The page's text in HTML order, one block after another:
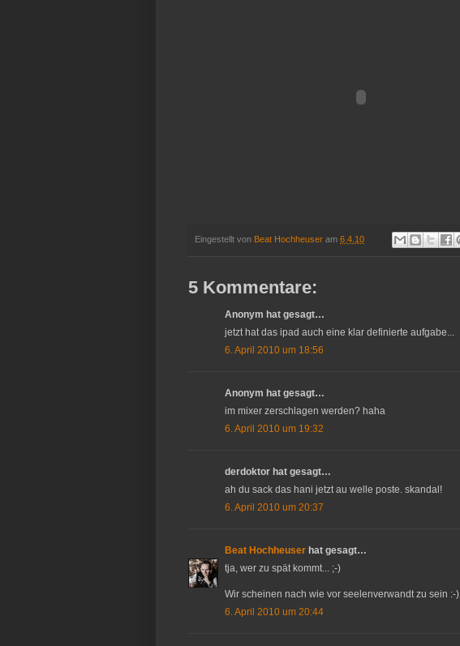
Eingestellt von Beat Hochheuser am 6.4.10
5 Kommentare:
Anonym hat gesagt…
jetzt hat das ipad auch eine klar definierte aufgabe...
6. April 2010 um 18:56
Anonym hat gesagt…
im mixer zerschlagen werden? haha
6. April 2010 um 19:32
derdoktor hat gesagt…
ah du sack das hani jetzt au welle poste. skandal!
6. April 2010 um 20:37
Beat Hochheuser hat gesagt…
tja, wer zu spät kommt... ;-)
Wir scheinen nach wie vor seelenverwandt zu sein :-)
6. April 2010 um 20:44